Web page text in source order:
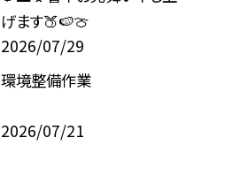
げます🍑🍉🍈
2026/07/29
環境整備作業
2026/07/21